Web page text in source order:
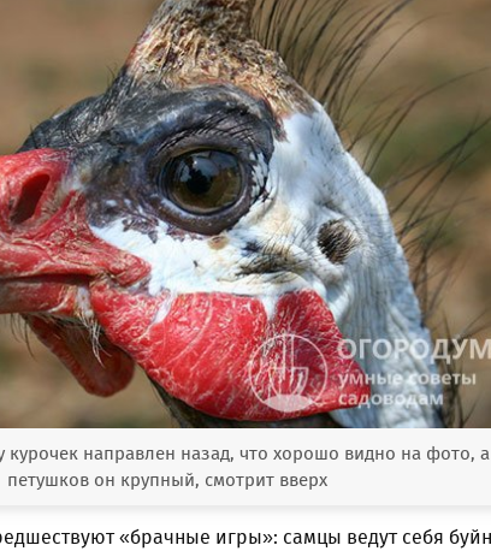
курочек направлен назад, что хорошо видно на фото,
петушков он крупный, смотрит вверх
«брачные игры»: самцы ведут себя